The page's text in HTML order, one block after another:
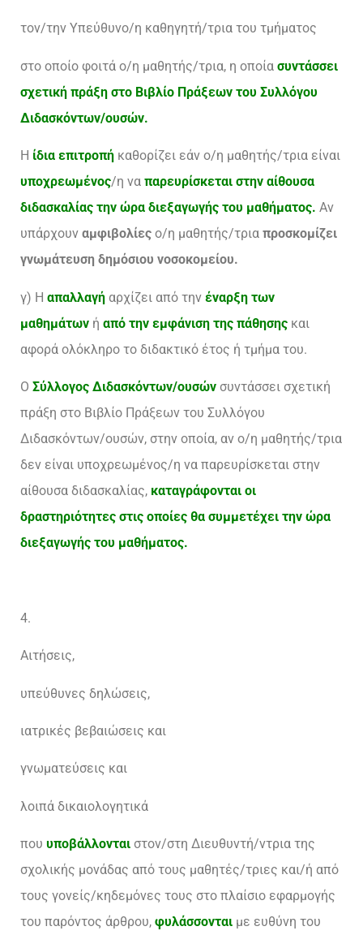
τον/την Υπεύθυνο/η καθηγητή/τρια του τμήματος
στο οποίο φοιτά ο/η μαθητής/τρια, η οποία συντάσσει
σχετική πράξη στο Βιβλίο Πράξεων του Συλλόγου
Διδασκόντων/ουσών.
Η ίδια επιτροπή καθορίζει εάν ο/η μαθητής/τρια είναι
υποχρεωμένος/η να παρευρίσκεται στην αίθουσα
διδασκαλίας την ώρα διεξαγωγής του μαθήματος. Αν
υπάρχουν αμφιβολίες ο/η μαθητής/τρια προσκομίζει
γνωμάτευση δημόσιου νοσοκομείου.
γ) Η απαλλαγή αρχίζει από την έναρξη των
μαθημάτων ή από την εμφάνιση της πάθησης και
αφορά ολόκληρο το διδακτικό έτος ή τμήμα του.
Ο Σύλλογος Διδασκόντων/ουσών συντάσσει σχετική
πράξη στο Βιβλίο Πράξεων του Συλλόγου
Διδασκόντων/ουσών, στην οποία, αν ο/η μαθητής/τρια
δεν είναι υποχρεωμένος/η να παρευρίσκεται στην
αίθουσα διδασκαλίας, καταγράφονται οι
δραστηριότητες στις οποίες θα συμμετέχει την ώρα
διεξαγωγής του μαθήματος.
4.
Αιτήσεις,
υπεύθυνες δηλώσεις,
ιατρικές βεβαιώσεις και
γνωματεύσεις και
λοιπά δικαιολογητικά
που υποβάλλονται στον/στη Διευθυντή/ντρια της
σχολικής μονάδας από τους μαθητές/τριες και/ή από
τους γονείς/κηδεμόνες τους στο πλαίσιο εφαρμογής
του παρόντος άρθρου, φυλάσσονται με ευθύνη του